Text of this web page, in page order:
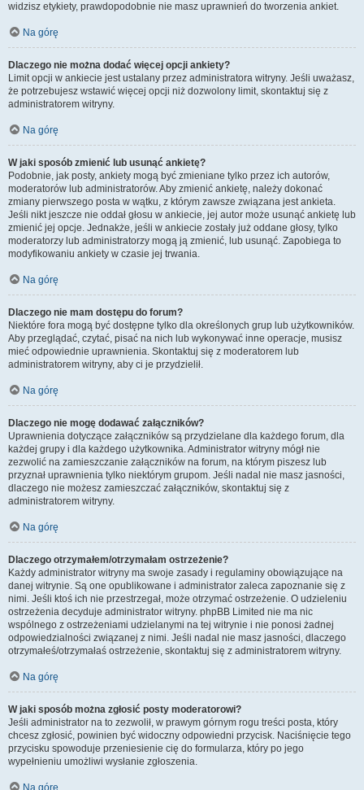
widzisz etykiety, prawdopodobnie nie masz uprawnień do tworzenia ankiet.
Na górę
Dlaczego nie można dodać więcej opcji ankiety?
Limit opcji w ankiecie jest ustalany przez administratora witryny. Jeśli uważasz,
że potrzebujesz wstawić więcej opcji niż dozwolony limit, skontaktuj się z
administratorem witryny.
Na górę
W jaki sposób zmienić lub usunąć ankietę?
Podobnie, jak posty, ankiety mogą być zmieniane tylko przez ich autorów,
moderatorów lub administratorów. Aby zmienić ankietę, należy dokonać
zmiany pierwszego posta w wątku, z którym zawsze związana jest ankieta.
Jeśli nikt jeszcze nie oddał głosu w ankiecie, jej autor może usunąć ankietę lub
zmienić jej opcje. Jednakże, jeśli w ankiecie zostały już oddane głosy, tylko
moderatorzy lub administratorzy mogą ją zmienić, lub usunąć. Zapobiega to
modyfikowaniu ankiety w czasie jej trwania.
Na górę
Dlaczego nie mam dostępu do forum?
Niektóre fora mogą być dostępne tylko dla określonych grup lub użytkowników.
Aby przeglądać, czytać, pisać na nich lub wykonywać inne operacje, musisz
mieć odpowiednie uprawnienia. Skontaktuj się z moderatorem lub
administratorem witryny, aby ci je przydzielił.
Na górę
Dlaczego nie mogę dodawać załączników?
Uprawnienia dotyczące załączników są przydzielane dla każdego forum, dla
każdej grupy i dla każdego użytkownika. Administrator witryny mógł nie
zezwolić na zamieszczanie załączników na forum, na którym piszesz lub
przyznał uprawnienia tylko niektórym grupom. Jeśli nadal nie masz jasności,
dlaczego nie możesz zamieszczać załączników, skontaktuj się z
administratorem witryny.
Na górę
Dlaczego otrzymałem/otrzymałam ostrzeżenie?
Każdy administrator witryny ma swoje zasady i regulaminy obowiązujące na
danej witrynie. Są one opublikowane i administrator zaleca zapoznanie się z
nimi. Jeśli ktoś ich nie przestrzegał, może otrzymać ostrzeżenie. O udzieleniu
ostrzeżenia decyduje administrator witryny. phpBB Limited nie ma nic
wspólnego z ostrzeżeniami udzielanymi na tej witrynie i nie ponosi żadnej
odpowiedzialności związanej z nimi. Jeśli nadal nie masz jasności, dlaczego
otrzymałeś/otrzymałaś ostrzeżenie, skontaktuj się z administratorem witryny.
Na górę
W jaki sposób można zgłosić posty moderatorowi?
Jeśli administrator na to zezwolił, w prawym górnym rogu treści posta, który
chcesz zgłosić, powinien być widoczny odpowiedni przycisk. Naciśnięcie tego
przycisku spowoduje przeniesienie cię do formularza, który po jego
wypełnieniu umożliwi wysłanie zgłoszenia.
Na górę